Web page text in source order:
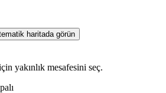
haritada görün
yakınlık mesafesini seç.